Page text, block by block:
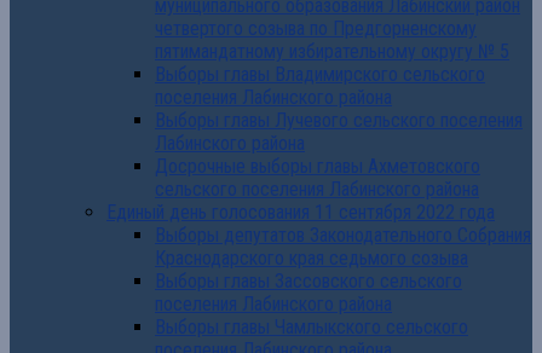
муниципального образования Лабинский район
четвертого созыва по Предгорненскому
пятимандатному избирательному округу № 5
Выборы главы Владимирского сельского
поселения Лабинского района
Выборы главы Лучевого сельского поселения
Лабинского района
Досрочные выборы главы Ахметовского
сельского поселения Лабинского района
Единый день голосования 11 сентября 2022 года
Выборы депутатов Законодательного Собрания
Краснодарского края седьмого созыва
Выборы главы Зассовского сельского
поселения Лабинского района
Выборы главы Чамлыкского сельского